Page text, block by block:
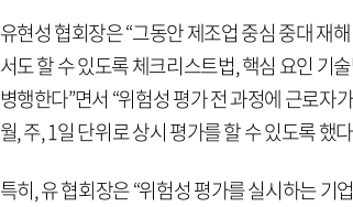
유현성 협회장은 “그동안 제조업 중심 중대 재
서도 할 수 있도록 체크리스트법, 핵심 요인 기
병행한다”면서 “위험성 평가 전 과정에 근로자
월, 주, 1일 단위로 상시 평가를 할 수 있도록 했
특히, 유 협회장은 “위험성 평가를 실시하는 기